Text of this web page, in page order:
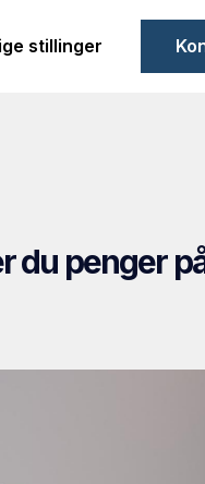
stillinger
du penger